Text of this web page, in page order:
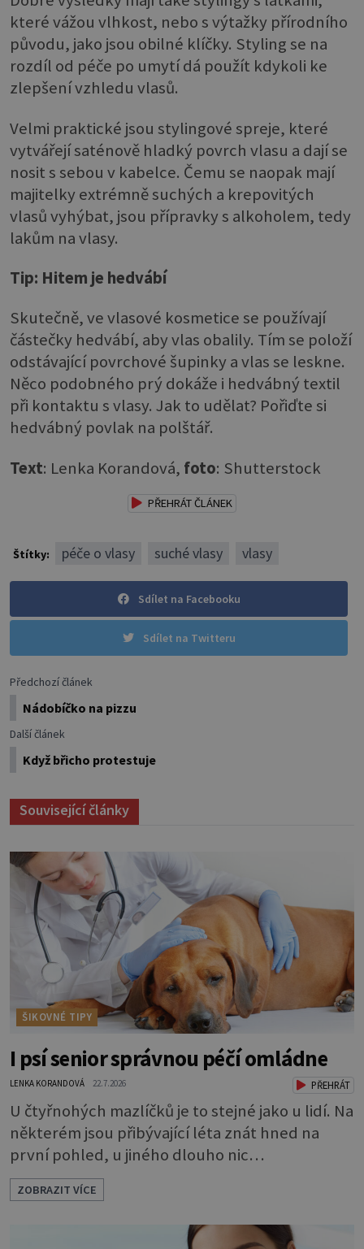
které vážou vlhkost, nebo s výtažky přírodního
původu, jako jsou obilné klíčky. Styling se na
rozdíl od péče po umytí dá použít kdykoli ke
zlepšení vzhledu vlasů.
Velmi praktické jsou stylingové spreje, které
vytvářejí saténově hladký povrch vlasu a dají se
nosit s sebou v kabelce. Čemu se naopak mají
majitelky extrémně suchých a krepovitých
vlasů vyhýbat, jsou přípravky s alkoholem, tedy
lakům na vlasy.
Tip: Hitem je hedvábí
Skutečně, ve vlasové kosmetice se používají
částečky hedvábí, aby vlas obalily. Tím se položí
odstávající povrchové šupinky a vlas se leskne.
Něco podobného prý dokáže i hedvábný textil
při kontaktu s vlasy. Jak to udělat? Pořiďte si
hedvábný povlak na polštář.
Text: Lenka Korandová, foto: Shutterstock
PŘEHRÁT ČLÁNEK
Štítky: péče o vlasy suché vlasy vlasy
Sdílet na Facebooku
Sdílet na Twitteru
Předchozí článek
Nádobíčko na pizzu
Další článek
Když břicho protestuje
Související články
ŠIKOVNÉ TIPY
I psí senior správnou péčí omládne
LENKA KORANDOVÁ 22.7.2026 PŘEHRÁT
U čtyřnohých mazlíčků je to stejné jako u lidí. Na
některém jsou přibývající léta znát hned na
první pohled, u jiného dlouho nic
nezaznamenáte. Přesto byste si měli staršího
psa více všímat, aby vám neunikly důležité
signály, že něco není v pořádku. Včasná péče
mu může prodloužit i zkvalitnit život. Hůře
ZOBRAZIT VÍCE